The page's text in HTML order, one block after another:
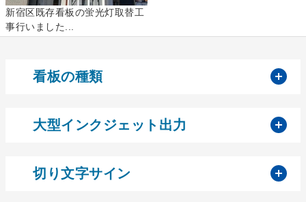
新宿区既存看板の蛍光灯取替工
事行いました...
看板の種類
大型インクジェット出力
切り文字サイン